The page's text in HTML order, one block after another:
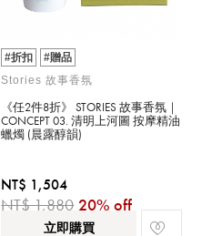
#折扣
#贈品
Stories 故事香氛
《任2件8折》 STORIES 故事香氛｜
CONCEPT 03. 清明上河圖 按摩精油
蠟燭 (晨露醇韻)
NT$ 1,504
NT$ 1,880 20% off
立即購買